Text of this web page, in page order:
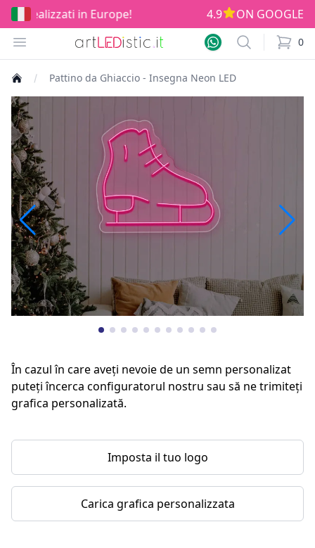
in Europe! 4.9
ON GOOGLE
Open menu
Search 0
items
Pattino da Ghiaccio - Insegna Neon LED
În cazul în care aveți nevoie de un semn personalizat
puteți încerca configuratorul nostru sau să ne trimiteți
grafica personalizată.
Imposta il tuo logo
Carica grafica personalizzata